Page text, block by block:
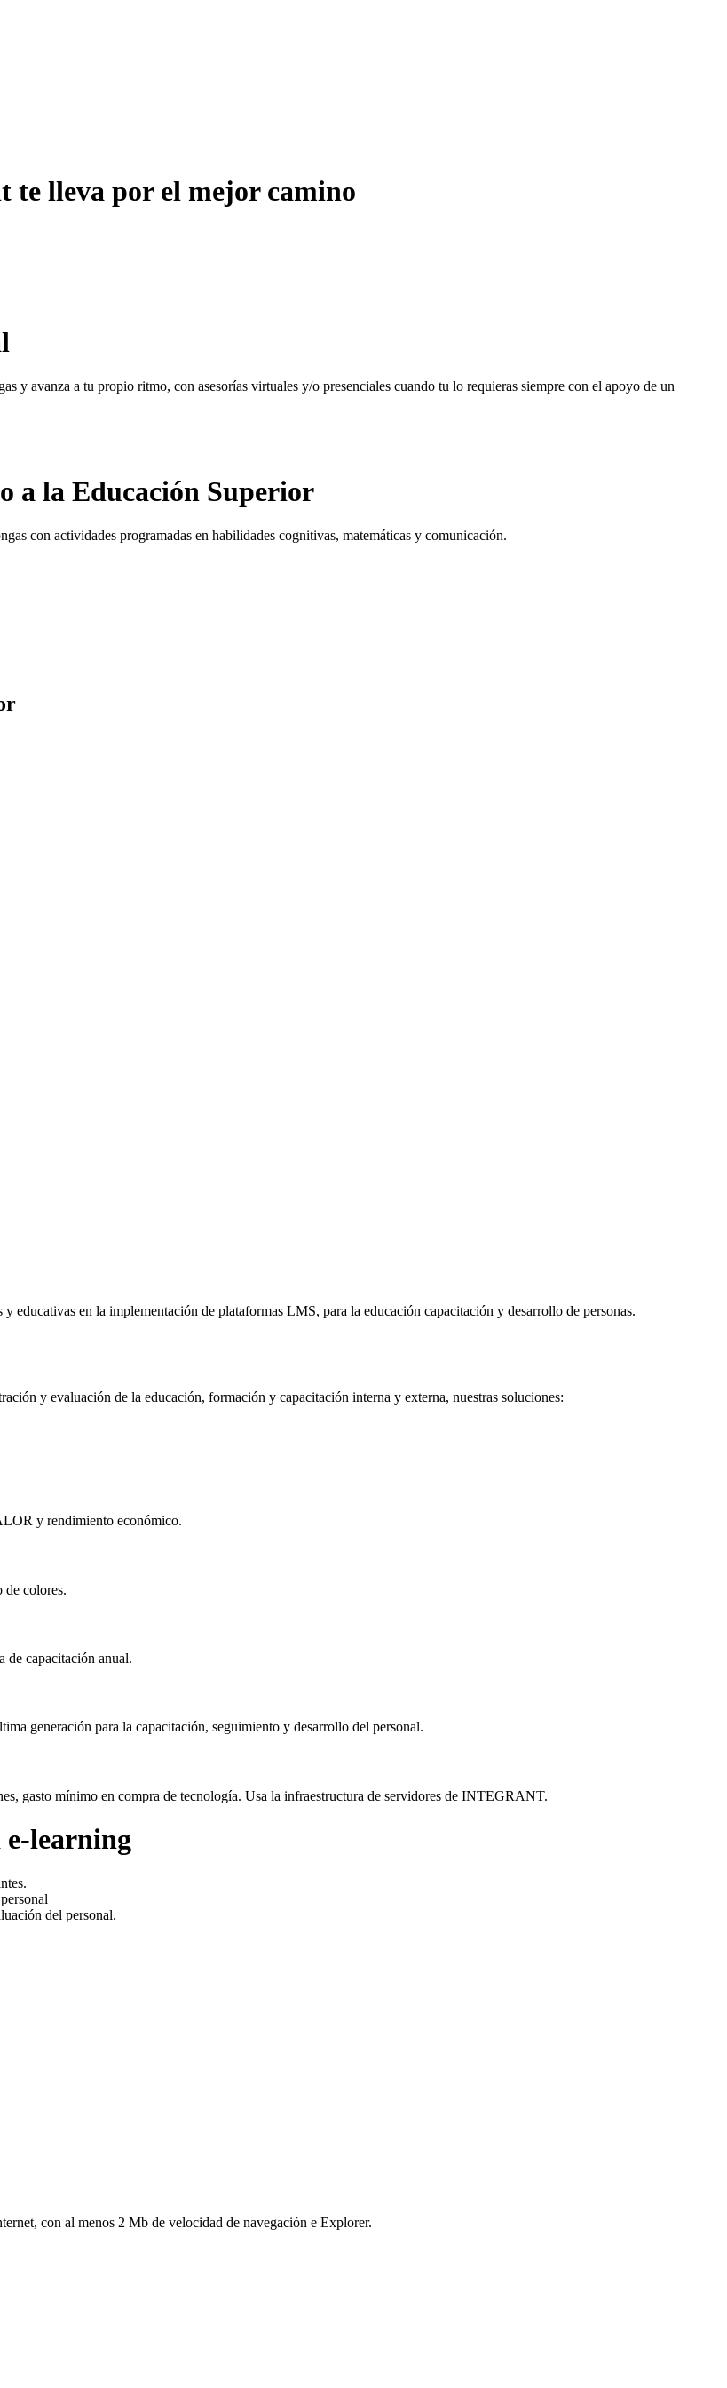
te lleva por el mejor camino
y avanza a tu propio ritmo, con asesorías virtuales y/o presenciales cuando tu lo requieras siempre con el apoyo de un
a la Educación Superior
con actividades programadas en habilidades cognitivas, matemáticas y comunicación.
educativas en la implementación de plataformas LMS, para la educación capacitación y desarrollo de personas.
y evaluación de la educación, formación y capacitación interna y externa, nuestras soluciones:
y rendimiento económico.
de colores.
de capacitación anual.
generación para la capacitación, seguimiento y desarrollo del personal.
gasto mínimo en compra de tecnología. Usa la infraestructura de servidores de INTEGRANT.
e-learning
del personal.
con al menos 2 Mb de velocidad de navegación e Explorer.